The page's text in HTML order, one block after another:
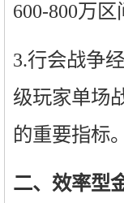
600-800万
3.行会战争
级玩家单场
的重要指标。
二、效率型